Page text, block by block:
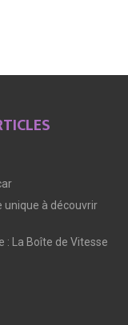
unique à découvrir
: La Boîte de Vitesse